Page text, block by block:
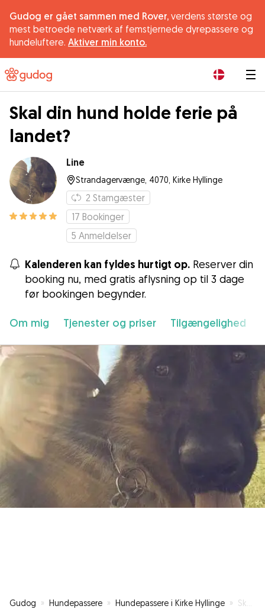
Gudog er gået sammen med Rover, verdens største og
mest betroede netværk af femstjernede dyrepassere og
hundeluftere. Aktiver min konto.
Skal din hund holde ferie på
landet?
Line
Strandagervænge, 4070, Kirke Hyllinge
2 Stamgæster
17 Bookinger
5 Anmeldelser
Kalenderen kan fyldes hurtigt op. Reserver din
booking nu, med gratis aflysning op til 3 dage
før bookingen begynder.
Om mig Tjenester og priser Tilgængelighed
Gudog » Hundepassere » Hundepassere i Kirke Hyllinge » Skal din hund holde ferie på landet?